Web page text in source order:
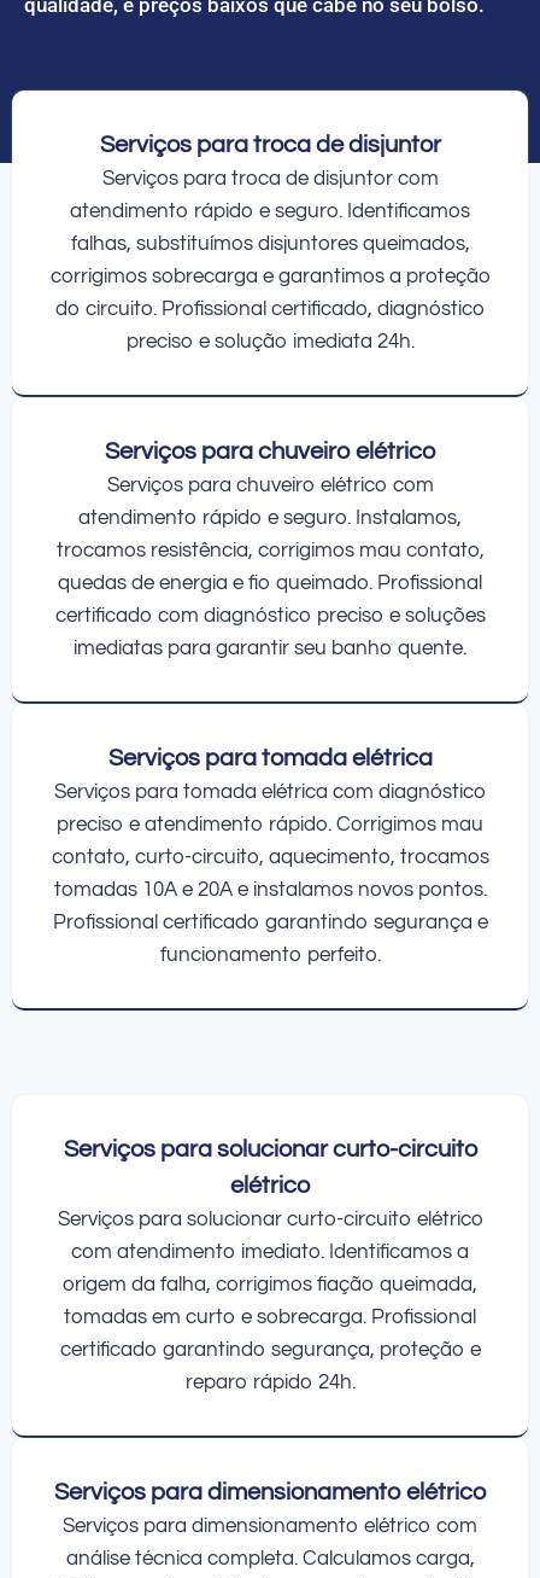
Serviços para troca de disjuntor
Serviços para troca de disjuntor com
atendimento rápido e seguro. Identificamos
falhas, substituímos disjuntores queimados,
corrigimos sobrecarga e garantimos a proteção
do circuito. Profissional certificado, diagnóstico
preciso e solução imediata 24h.
Serviços para chuveiro elétrico
Serviços para chuveiro elétrico com
atendimento rápido e seguro. Instalamos,
trocamos resistência, corrigimos mau contato,
quedas de energia e fio queimado. Profissional
certificado com diagnóstico preciso e soluções
imediatas para garantir seu banho quente.
Serviços para tomada elétrica
Serviços para tomada elétrica com diagnóstico
preciso e atendimento rápido. Corrigimos mau
contato, curto-circuito, aquecimento, trocamos
tomadas 10A e 20A e instalamos novos pontos.
Profissional certificado garantindo segurança e
funcionamento perfeito.
Serviços para solucionar curto-circuito
elétrico
Serviços para solucionar curto-circuito elétrico
com atendimento imediato. Identificamos a
origem da falha, corrigimos fiação queimada,
tomadas em curto e sobrecarga. Profissional
certificado garantindo segurança, proteção e
reparo rápido 24h.
Serviços para dimensionamento elétrico
Serviços para dimensionamento elétrico com
análise técnica completa. Calculamos carga,